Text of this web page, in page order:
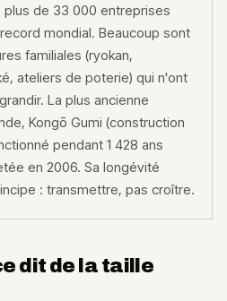
de 33 000 entreprises
mondial. Beaucoup sont
familiales (ryokan,
ateliers de poterie) qui n'ont
La plus ancienne
Kongō Gumi (construction
pendant 1 428 ans
en 2006. Sa longévité
: transmettre, pas croître.
dit de la taille